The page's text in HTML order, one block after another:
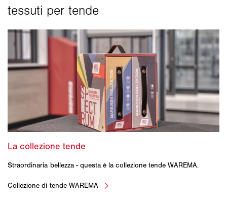
Straordinaria bellezza - questa è la collezione tende WAREMA.